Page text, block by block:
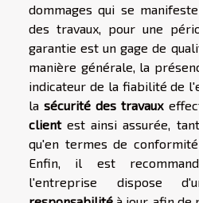
dommages qui se
des travaux, pour une
garantie est un gage de
manière générale, la
indicateur de la fiabilité de
lasécurité des travaux
clientest ainsi assurée,
qu'en termes de
Enfin, il est
l'entreprise dispose